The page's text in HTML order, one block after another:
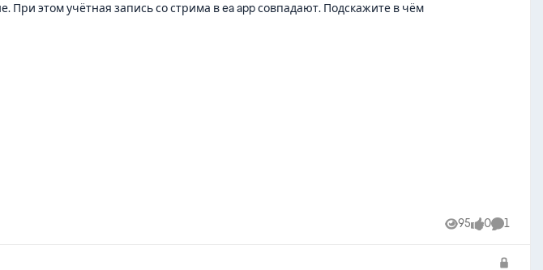
При этом учётная запись со стрима в ea app совпадают. Подскажите в чём
95
Views 0
likes 1
Comment